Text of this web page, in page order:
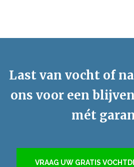
Last van vocht of
ons voor een
mét
VRAAG UW GRATIS